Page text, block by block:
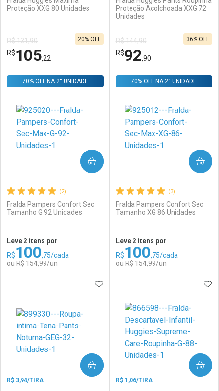
Comprar sem Desconto
Por R$ 107,45/cada
Comprar sem Desconto
Por R$ 107,45/cada
Comprar sem Desconto
Por R$ 105,07/cada
Comprar sem Desconto
Por R$ 105,07/cada
Proteção XXG 80 Unidades
R$ 131,90
R$105,22
20% OFF
FECHAR
Laboratório
Comprar sem Desconto
Por R$ 105,22/cada
FECHAR
Por Menos
Comprar sem Desconto
Por R$ 105,22/cada
Proteção Acolchoada XXG 72
Unidades
R$ 144,90
R$92,90
36% OFF
Laboratório
Comprar sem Desconto
Por R$ 92,90/cada
Por Menos
Comprar sem Desconto
Por R$ 92,90/cada
(2)
Fralda Pampers Confort Sec
Tamanho G 92 Unidades
70% OFF NA 2° UNIDADE
Leve 2 itens por
R$100,75/cada
ou R$ 154,99/un
COMPRAR
Laboratório
Por Menos
(3)
Fralda Pampers Confort Sec
Tamanho XG 86 Unidades
70% OFF NA 2° UNIDADE
Leve 2 itens por
R$100,75/cada
ou R$ 154,99/un
COMPRAR
Laboratório
Por Menos
R$ 3,94/TIRA
ADICIONAR AOS FAVORITOS
COMPRAR
R$ 1,06/TIRA
COMPRAR